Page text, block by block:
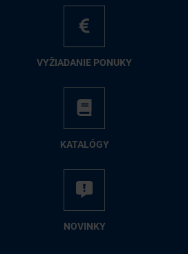
VY­ŽIA­DA­NIE PO­NU­KY
KA­TA­LÓ­GY
NO­VIN­KY